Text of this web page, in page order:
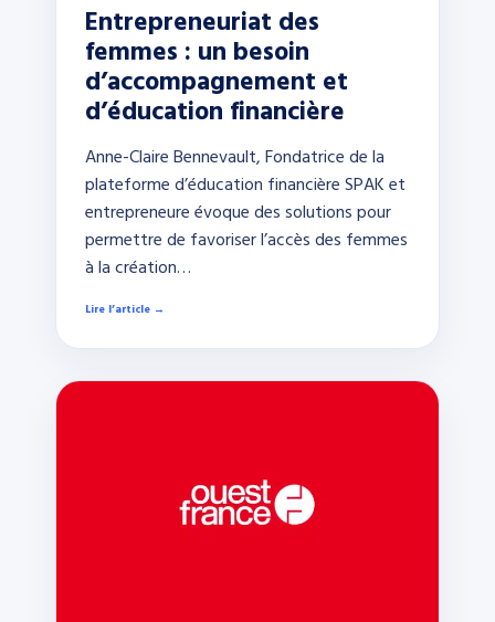
Entrepreneuriat des
femmes : un besoin
d’accompagnement et
d’éducation financière
Anne-Claire Bennevault, Fondatrice de la
plateforme d’éducation financière SPAK et
entrepreneure évoque des solutions pour
permettre de favoriser l’accès des femmes
à la création…
Lire l’article →